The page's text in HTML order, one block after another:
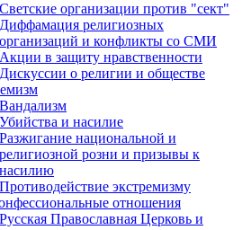
Светские организации против "сект"
Диффамация религиозных
организаций и конфликты со СМИ
Акции в защиту нравственности
Дискуссии о религии и обществе
Вандализм
Убийства и насилие
Разжигание национальной и
религиозной розни и призывы к
насилию
Противодействие экстремизму
отношения
Русская Православная Церковь и